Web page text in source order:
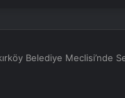
Belediye Meclisi’nde